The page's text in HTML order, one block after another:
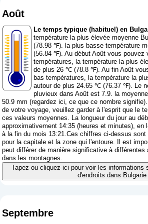
Août
Le temps typique (habituel) en
température la plus élevée moyenne
(78.98 ℉). la plus basse température
(56.84 ℉). Au début Août vous pouvez
températures, la température la plus
de plus 26 ℃ (78.8 ℉). Au fin Août
bas températures, la température la
autour de plus 24.65 ℃ (76.37 ℉). Le
pluvieux dans Août est 7.9. la
50.9 mm (regardez ici, ce que ce nombre signifie
de votre voyage, veuillez garder à l'esprit que le
ces valeurs moyennes. La longueur du jour au
approximativement 14:35 (heures et minutes), en
à la fin du mois 13:21.Ces chiffres ci-dessus
pour la capitale et la zone qui l'entoure. Il est
peut différer de manière significative à
dans les montagnes.
Tapez ou cliquez ici pour voir les informations
d'endroits dans Bulgarie
Septembre